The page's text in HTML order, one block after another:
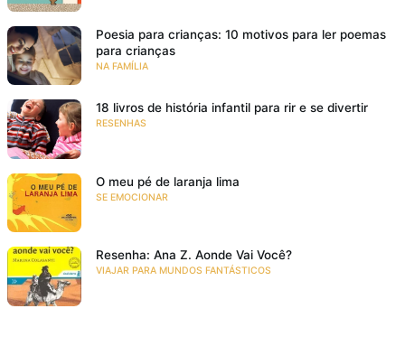
Poesia para crianças: 10 motivos para ler poemas
para crianças
NA FAMÍLIA
18 livros de história infantil para rir e se divertir
RESENHAS
O meu pé de laranja lima
SE EMOCIONAR
Resenha: Ana Z. Aonde Vai Você?
VIAJAR PARA MUNDOS FANTÁSTICOS